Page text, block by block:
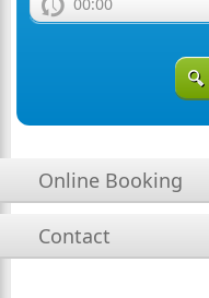
Online Booking
Contact